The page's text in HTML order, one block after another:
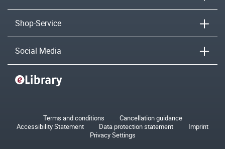
Shop-Service
Social Media
Terms and conditions
Cancellation guidance
Accessibility Statement
Data protection statement
Imprint
Privacy Settings